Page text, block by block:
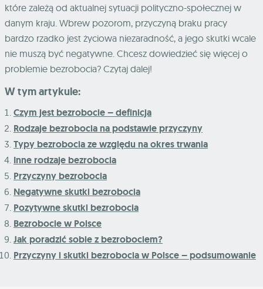
które zależą od aktualnej sytuacji polityczno-społecznej w
danym kraju. Wbrew pozorom, przyczyną braku pracy
bardzo rzadko jest życiowa niezaradność, a jego skutki wcale
nie muszą być negatywne. Chcesz dowiedzieć się więcej o
problemie bezrobocia? Czytaj dalej!
W tym artykule:
Czym jest bezrobocie – definicja
Rodzaje bezrobocia na podstawie przyczyny
Typy bezrobocia ze względu na okres trwania
Inne rodzaje bezrobocia
Przyczyny bezrobocia
Negatywne skutki bezrobocia
Pozytywne skutki bezrobocia
Bezrobocie w Polsce
Jak poradzić sobie z bezrobociem?
Przyczyny i skutki bezrobocia w Polsce – podsumowanie